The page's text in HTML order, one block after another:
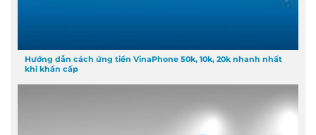
Hướng dẫn cách ứng tiền VinaPhone 50k, 10k, 20k nhanh nhất
khi khẩn cấp